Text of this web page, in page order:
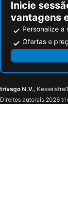
Maruyama Park
Inicie
vantagens
Personalize a
Ofertas e
trivago N.V.,
Direitos autorais 2026